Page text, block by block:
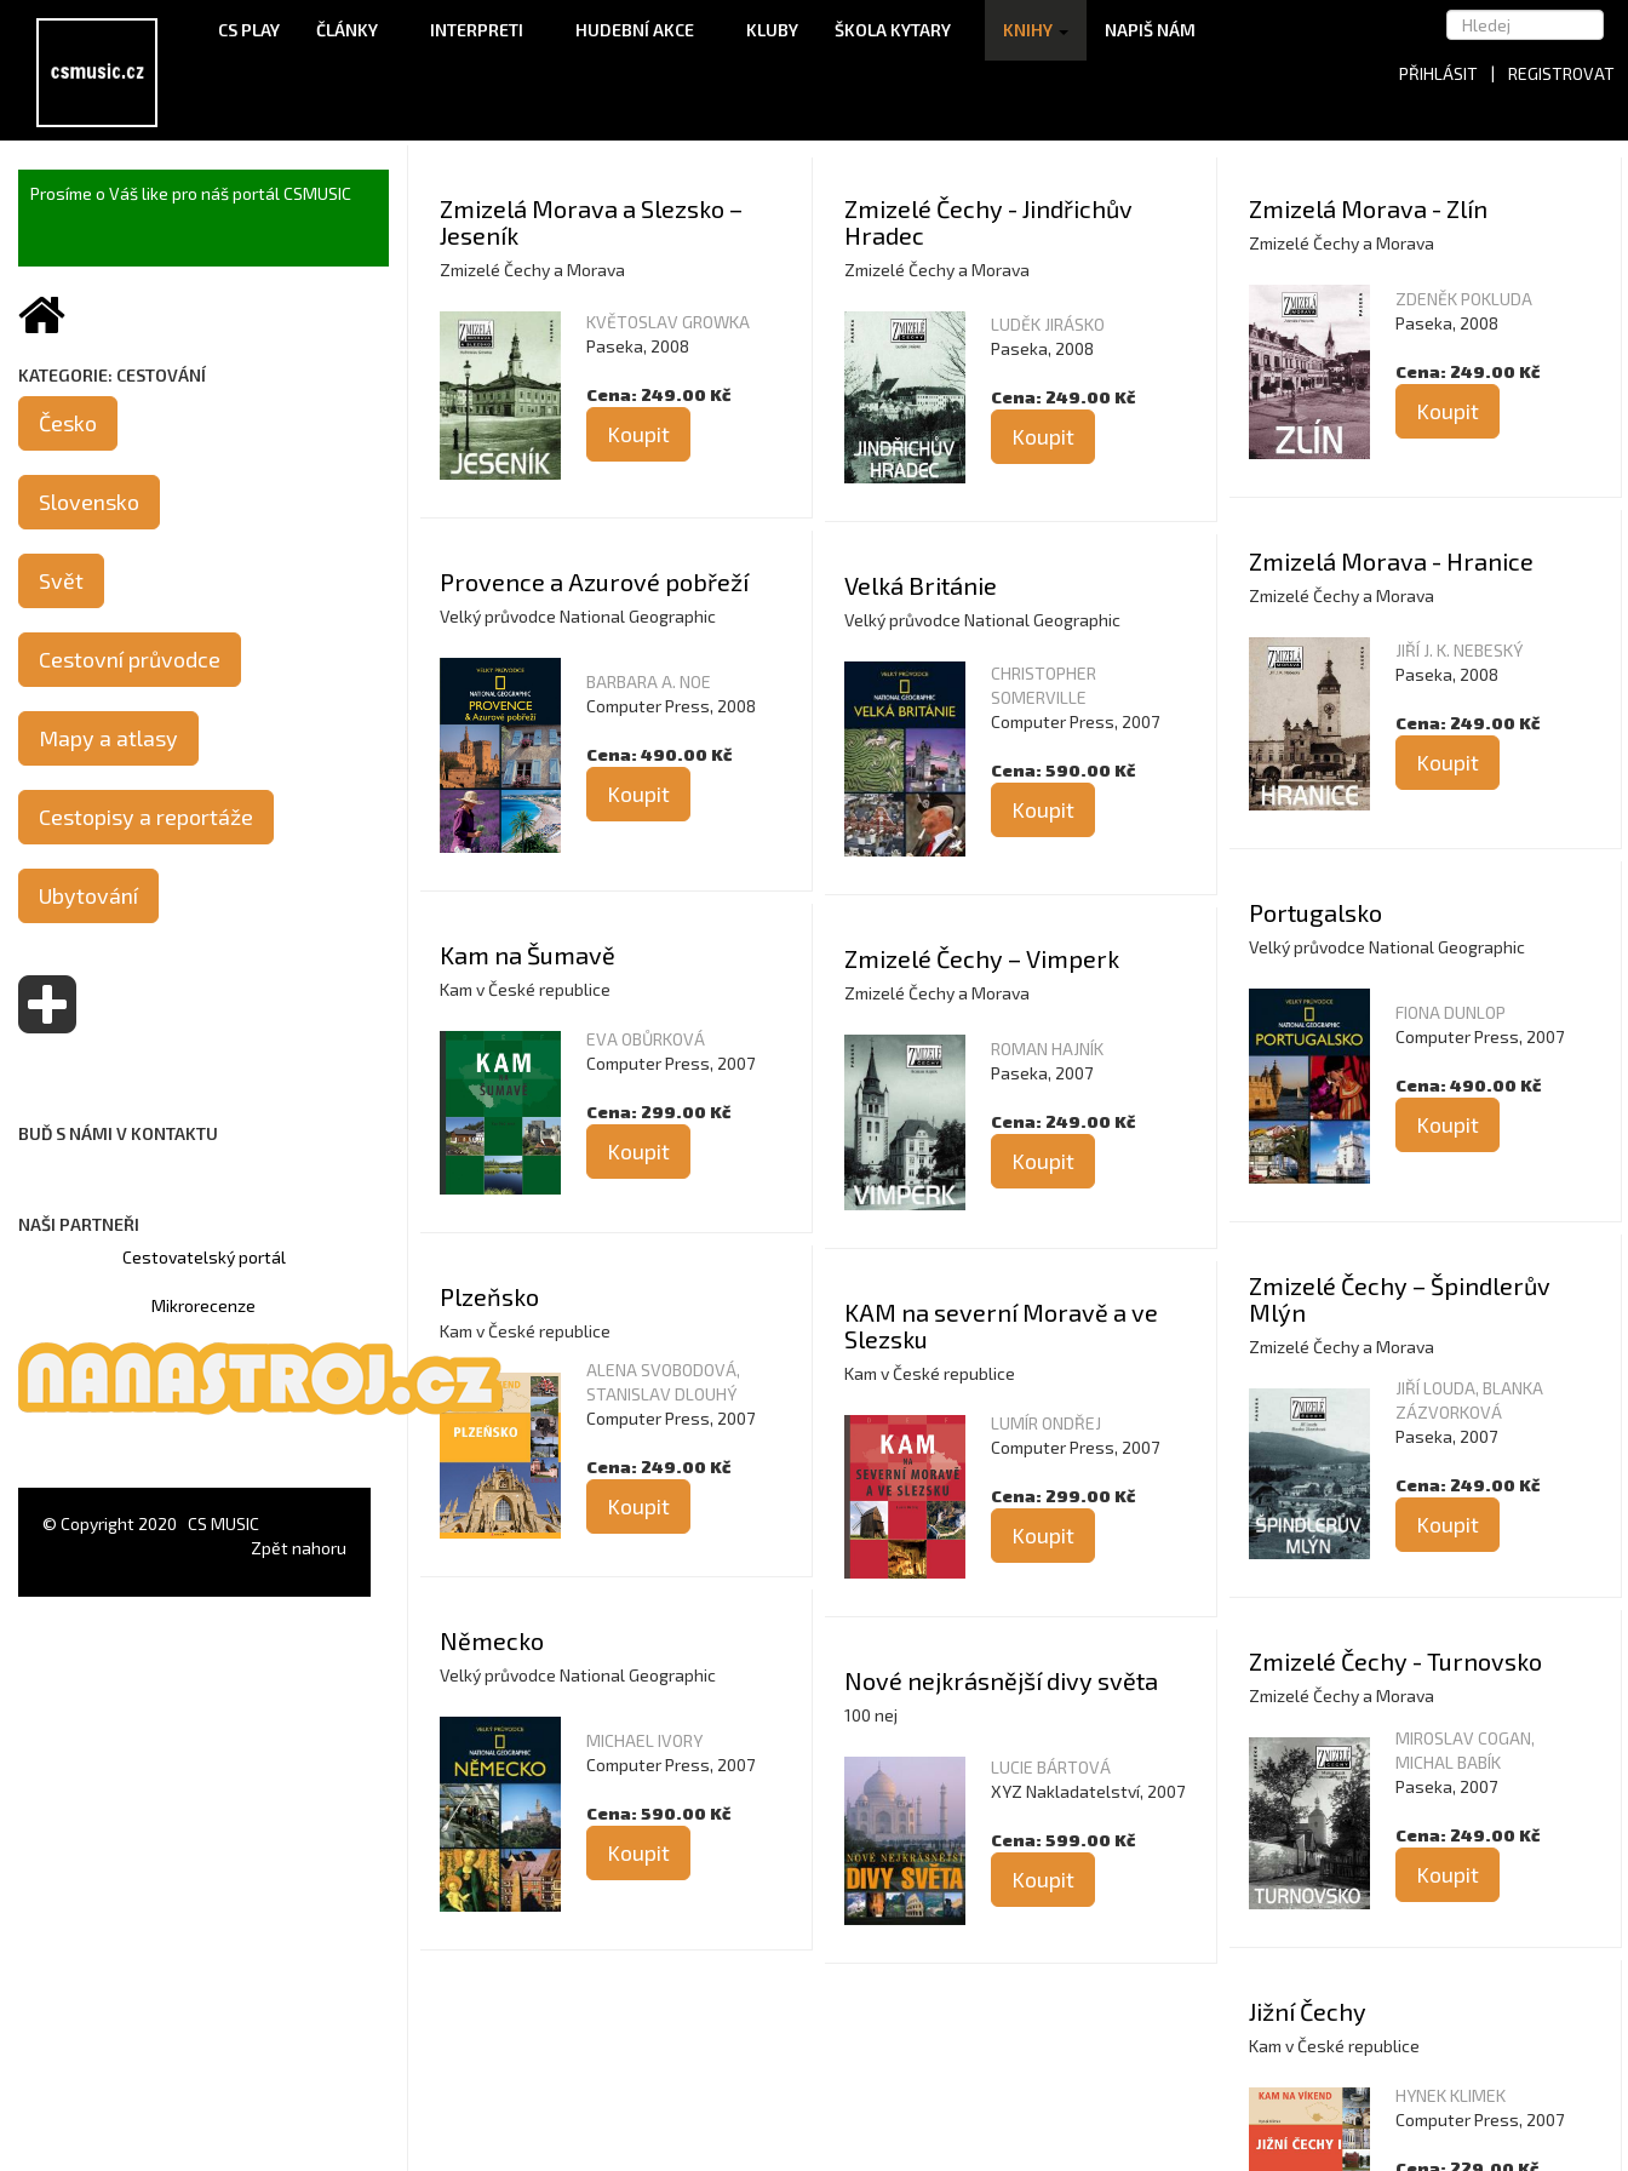
CS PLAY ČLÁNKY INTERPRETI HUDEBNÍ AKCE KLUBY ŠKOLA KYTARY KNIHY NAPIŠ NÁM
PŘIHLÁSIT | REGISTROVAT
Zmizelá Morava a Slezsko –
Jeseník
Zmizelé Čechy a Morava
KVĚTOSLAV GROWKA
Paseka, 2008
Cena: 249.00 Kč
Koupit
Zmizelé Čechy - Jindřichův
Hradec
Zmizelé Čechy a Morava
LUDĚK JIRÁSKO
Paseka, 2008
Cena: 249.00 Kč
Koupit
Zmizelá Morava - Zlín
Zmizelé Čechy a Morava
ZDENĚK POKLUDA
Paseka, 2008
Cena: 249.00 Kč
Koupit
Zmizelá Morava - Hranice
Zmizelé Čechy a Morava
JIŘÍ J. K. NEBESKÝ
Paseka, 2008
Cena: 249.00 Kč
Koupit
Provence a Azurové pobřeží
Velký průvodce National Geographic
BARBARA A. NOE
Computer Press, 2008
Cena: 490.00 Kč
Koupit
Velká Británie
Velký průvodce National Geographic
CHRISTOPHER
SOMERVILLE
Computer Press, 2007
Cena: 590.00 Kč
Koupit
Portugalsko
Velký průvodce National Geographic
FIONA DUNLOP
Computer Press, 2007
Cena: 490.00 Kč
Koupit
Kam na Šumavě
Kam v České republice
EVA OBŮRKOVÁ
Computer Press, 2007
Cena: 299.00 Kč
Koupit
Zmizelé Čechy – Vimperk
Zmizelé Čechy a Morava
ROMAN HAJNÍK
Paseka, 2007
Cena: 249.00 Kč
Koupit
Zmizelé Čechy – Špindlerův
Mlýn
Zmizelé Čechy a Morava
JIŘÍ LOUDA, BLANKA
ZÁZVORKOVÁ
Paseka, 2007
Cena: 249.00 Kč
Koupit
Plzeňsko
Kam v České republice
ALENA SVOBODOVÁ,
STANISLAV DLOUHÝ
Computer Press, 2007
Cena: 249.00 Kč
Koupit
KAM na severní Moravě a ve
Slezsku
Kam v České republice
LUMÍR ONDŘEJ
Computer Press, 2007
Cena: 299.00 Kč
Koupit
Německo
Velký průvodce National Geographic
MICHAEL IVORY
Computer Press, 2007
Cena: 590.00 Kč
Koupit
Zmizelé Čechy - Turnovsko
Zmizelé Čechy a Morava
MIROSLAV COGAN,
MICHAL BABÍK
Paseka, 2007
Cena: 249.00 Kč
Koupit
Nové nejkrásnější divy světa
100 nej
LUCIE BÁRTOVÁ
XYZ Nakladatelství, 2007
Cena: 599.00 Kč
Koupit
Jižní Čechy
Kam v České republice
HYNEK KLIMEK
Computer Press, 2007
Prosíme o Váš like pro náš portál CSMUSIC
KATEGORIE: CESTOVÁNÍ
Česko
Slovensko
Svět
Cestovní průvodce
Mapy a atlasy
Cestopisy a reportáže
Ubytování
BUĎ S NÁMI V KONTAKTU
NAŠI PARTNEŘI
Cestovatelský portál
Mikrorecenze
© Copyright 2020 CS MUSIC
Zpět nahoru